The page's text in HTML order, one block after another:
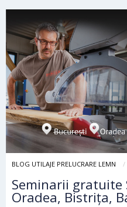
BLOG UTILAJE PRELUCRARE LEMN
Seminarii
Oradea, Bistrița,